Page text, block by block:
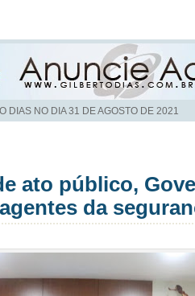
DIAS NO DIA31 DE AGOSTO DE 2021
ato público,
da